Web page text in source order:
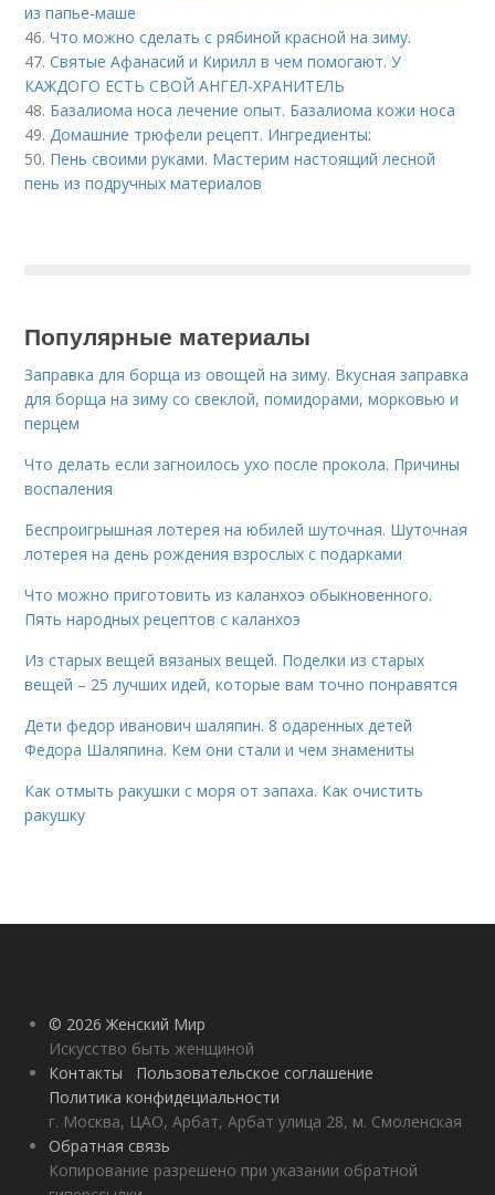
из папье-маше
46.Что можно сделать с рябиной красной на зиму.
47.Святые Афанасий и Кирилл в чем помогают. У
КАЖДОГО ЕСТЬ СВОЙ АНГЕЛ-ХРАНИТЕЛЬ
48. Базалиома носа лечение опыт. Базалиома кожи носа
49.Домашние трюфели рецепт. Ингредиенты:
50. Пень своими руками. Мастерим настоящий лесной
пень из подручных материалов
Популярные материалы
Заправка для борща из овощей на зиму. Вкусная заправка
для борща на зиму со свеклой, помидорами, морковью и
перцем
Что делать если загноилось ухо после прокола. Причины
воспаления
Беспроигрышная лотерея на юбилей шуточная. Шуточная
лотерея на день рождения взрослых с подарками
Что можно приготовить из каланхоэ обыкновенного.
Пять народных рецептов с каланхоэ
Из старых вещей вязаных вещей. Поделки из старых
вещей – 25 лучших идей, которые вам точно понравятся
Дети федор иванович шаляпин. 8 одаренных детей
Федора Шаляпина. Кем они стали и чем знамениты
Как отмыть ракушки с моря от запаха. Как очистить
ракушку
© 2026 Женский Мир
Искусство быть женщиной
Контакты
Пользовательское соглашение
Политика конфидециальности
г. Москва, ЦАО, Арбат, Арбат улица 28, м. Смоленская
Обратная связь
Копирование разрешено при указании обратной